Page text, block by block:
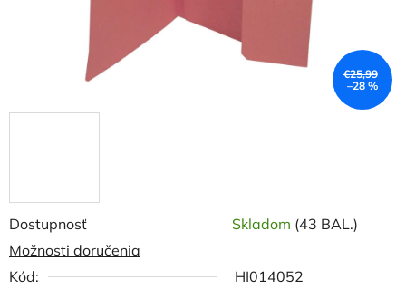
Dostupnosť Skladom (43 BAL.)
Možnosti doručenia
Kód:
HI014052
€25,99
–28 %